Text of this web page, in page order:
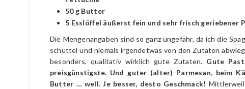
50 g Butter
5 Esslöffel äußerst fein und sehr frisch geriebener
Die Mengenangaben sind so ganz ungefähr, da ich die
schüttel und niemals irgendetwas von den Zutaten
besonders, qualitativ wirklich gute Zutaten. Gute
preisgünstigste. Und guter (alter) Parmesan, beim
Butter … well. Je besser, desto Geschmack!